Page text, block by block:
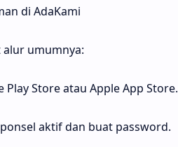
di AdaKami
alur umumnya:
Store atau Apple App Store.
aktif dan buat password.